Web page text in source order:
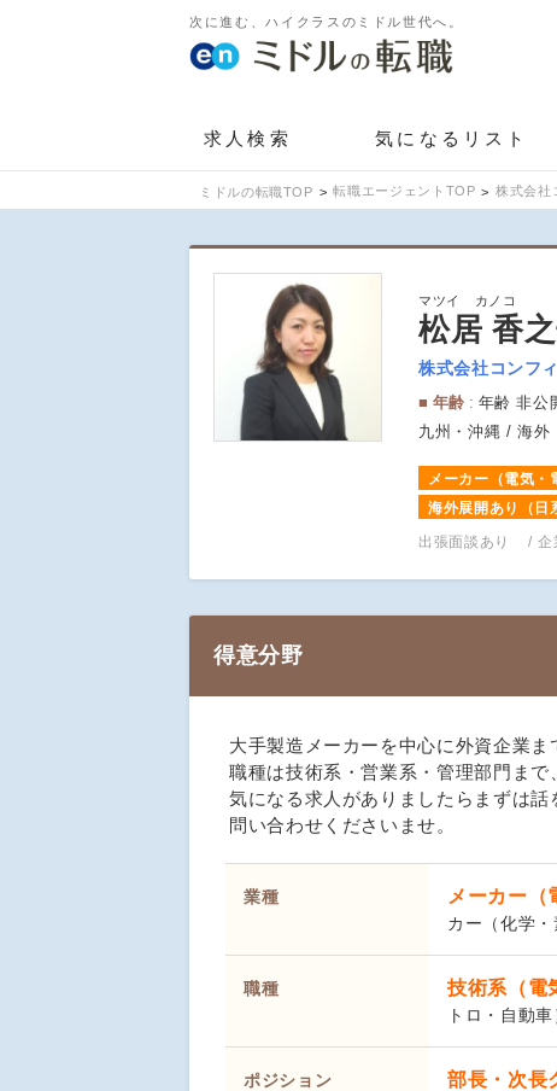
次に進む、ハイクラスのミドル世代へ。
求人検索 気になるリスト
ミドルの転職TOP 転職エージェントTOP 株式会社
マツイ カノコ
松居 香
株式会社コンフ
年齢 年齢 非公
九州・沖縄 / 海外
メーカー（電気・
海外展開あり（日
出張面談あり
企
得意分野
大手製造メーカーを中心に外資企業ま
職種は技術系・営業系・管理部門まで
気になる求人がありましたらまずは
問い合わせくださいませ。
業種 メーカー（
カー（化学・
職種 技術系（電
トロ・自動車
ポジション 部長・次長